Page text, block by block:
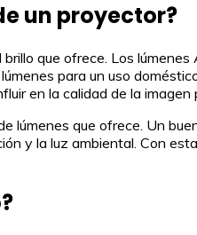
un proyector?
que ofrece. Los
para un uso
en la calidad de la imagen
lúmenes que ofrece. Un
y la luz ambiental. Con